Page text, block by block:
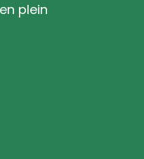
plein